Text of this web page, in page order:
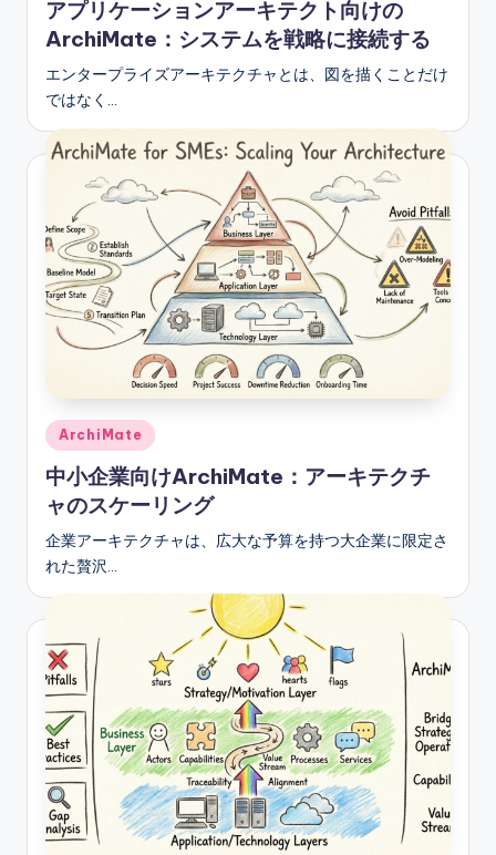
アプリケーションアーキテクト向けの
ArchiMate：システムを戦略に接続する
エンタープライズアーキテクチャとは、図を描くことだけ
ではなく…
Posted
in
ArchiMate
中小企業向けArchiMate：アーキテクチ
ャのスケーリング
企業アーキテクチャは、広大な予算を持つ大企業に限定さ
れた贅沢…